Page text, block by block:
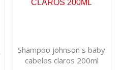
Shampoo johnson s baby
cabelos claros 200ml